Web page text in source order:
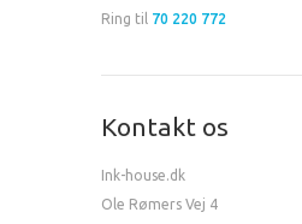
Ring til 70 220 772
Kontakt os
Ink-house.dk
Ole Rømers Vej 4